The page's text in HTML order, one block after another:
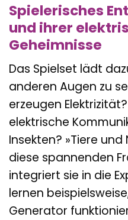
Spielerisches
und ihrer
Geheimnisse
Das Spielset lädt
anderen Augen zu
erzeugen
elektrische
Insekten? »Tiere
diese spannenden
integriert sie in die
lernen
Generator